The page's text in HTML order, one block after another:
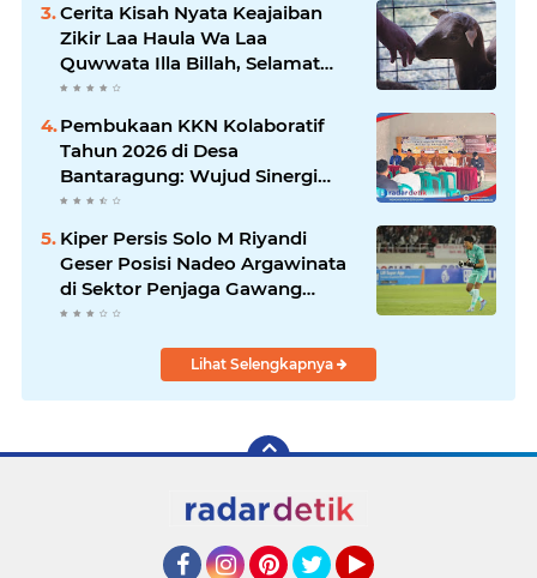
Cerita Kisah Nyata Keajaiban
Zikir Laa Haula Wa Laa
Quwwata Illa Billah, Selamat
dan Membawa Ratusan
Kambing
Pembukaan KKN Kolaboratif
Tahun 2026 di Desa
Bantaragung: Wujud Sinergi
Perguruan Tinggi dalam
Pemberdayaan Masyarakat
Kiper Persis Solo M Riyandi
Geser Posisi Nadeo Argawinata
di Sektor Penjaga Gawang
Timnas Indonesia
Lihat Selengkapnya